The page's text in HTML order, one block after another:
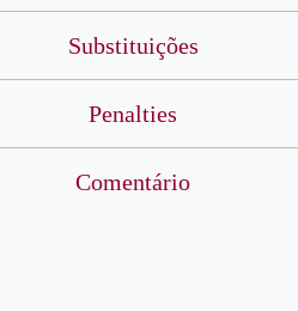
Substituições
Penalties
Comentário